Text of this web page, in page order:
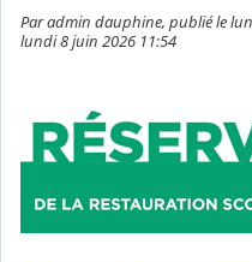
Par admin dauphine, publié le
lundi 8 juin 2026 11:54